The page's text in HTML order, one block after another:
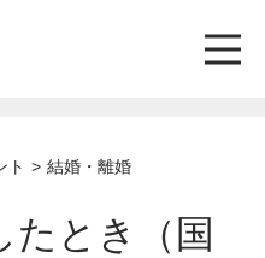
ト 結婚・離婚
たとき（国